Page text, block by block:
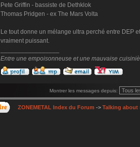
Pete Griffin - bassiste de Dethklok
Thomas Pridgen - ex The Mars Volta
Le tout donne un mélange ultra perché entre DEP
vraiment puissant.
Entre une empoisonneuse et une mauvaise
Montrer les messages depuis:
ZONEMETAL Index du Forum -> Talking about